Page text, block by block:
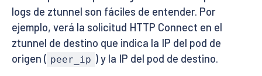
logs de ztunnel son fáciles de entender. Por
ejemplo, verá la solicitud HTTP Connect en el
ztunnel de destino que indica la IP del pod de
origen ( peer_ip ) y la IP del pod de destino.